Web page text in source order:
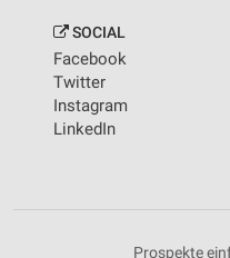
SOCIAL
Facebook
Twitter
Instagram
LinkedIn
Prospekte